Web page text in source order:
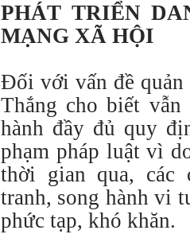
PHÁT TRIỂN
MẠNG XÃ HỘI
Đối với vấn đề quản
Thắng cho biết
hành đầy đủ quy
phạm pháp luật vì
thời gian qua, các
tranh, song hành vi
phức tạp, khó khăn.